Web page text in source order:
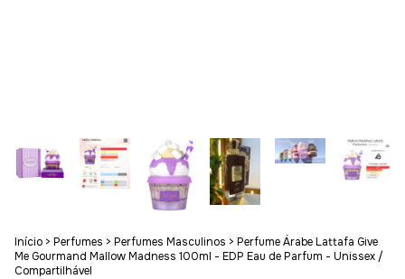
Início > Perfumes > Perfumes Masculinos > Perfume Árabe Lattafa Give
Me Gourmand Mallow Madness 100ml - EDP Eau de Parfum - Unissex /
Compartilhável